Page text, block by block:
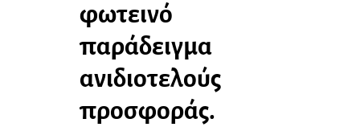
φωτεινό
παράδειγμα
ανιδιοτελούς
προσφοράς.